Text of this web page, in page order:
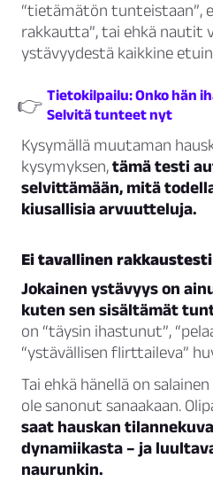
“tietämätön tunteistaan”,
rakkautta”, tai ehkä nautit
ystävyydestä kaikkine
👉 Tietokilpailu: Onko hän
Selvitä tunteet nyt
Kysymällä muutaman
kysymyksen,tämä testi
selvittämään, mitä
kiusallisia arvuutteluja.
Ei tavallinen rakkaustesti
Jokainen ystävyys on
kuten sen sisältämät
on “täysin ihastunut”,
“ystävällisen flirttaileva”
Tai ehkä hänellä on
ole sanonut sanaakaan.
saat hauskan
dynamiikasta – ja
naurunkin.